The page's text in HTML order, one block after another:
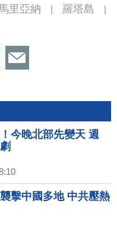
里亞納 羅塔島
今晚北部先變天 週
擊中國多地 中共壓熱